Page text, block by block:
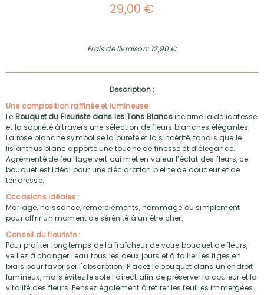
29,00 €
Frais de livraison: 12,90 €
Description :
Une composition raffinée et lumineuse
Le Bouquet du Fleuriste dans les Tons Blancsincarne la délicatesse
et la sobriété à travers une sélection de fleurs blanches élégantes.
La rose blanche symbolise la pureté et la sincérité, tandis que le
lisianthus blanc apporte une touche de finesse et d’élégance.
Agrémenté de feuillage vert qui met en valeur l’éclat des fleurs, ce
bouquet est idéal pour une déclaration pleine de douceur et de
tendresse.
Occasions idéales :
Mariage, naissance, remerciements, hommage ou simplement
pour offrir un moment de sérénité à un être cher.
Conseil du fleuriste:
Pour profiter longtemps de la fraîcheur de votre bouquet de fleurs,
veillez à changer l'eau tous les deux jours et à tailler les tiges en
biais pour favoriser l'absorption. Placez le bouquet dans un endroit
lumineux, mais évitez le soleil direct afin de préserver la couleur et la
vitalité des fleurs. Pensez également à retirer les feuilles immergées